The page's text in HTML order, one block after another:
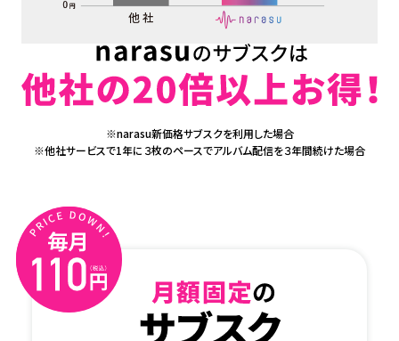
※narasu新価格サブスクを利用した場合
※他社サービスで1年に３枚のペースでアルバム配信を３年間続けた場合